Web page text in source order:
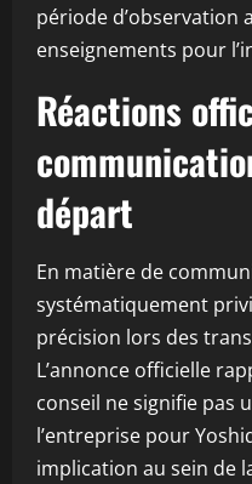
période d’observation
enseignements pour
Réactions
départ
En matière de
systématiquement
précision lors des
L’annonce officielle
conseil ne signifie pas
l’entreprise pour
implication au sein de